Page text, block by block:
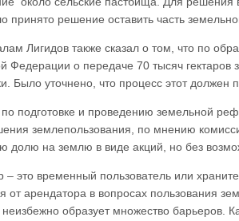
принято решение оставить часть
Лигидов также сказал о том, что по
Федерации о передаче 70 тысяч
Было уточнено, что процесс этот должен
подготовке и проведению земельной
землепользования, по мнению
долю на землю в виде акций, но без
– это временный пользователь или
от арендатора в вопросах пользования
неизбежно образует множество барьеров.